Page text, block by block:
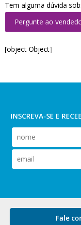
Tem alguma dúvida
Pergunte ao
[object Object]
INSCREVA-SE E
Fale